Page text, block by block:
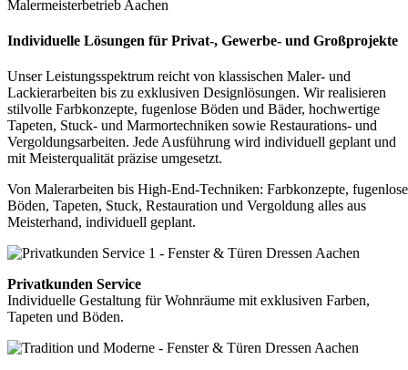
Malermeisterbetrieb Aachen
Individuelle Lösungen für Privat-, Gewerbe- und Großprojekte
Unser Leistungsspektrum reicht von klassischen Maler- und
Lackierarbeiten bis zu exklusiven Designlösungen. Wir realisieren
stilvolle Farbkonzepte, fugenlose Böden und Bäder, hochwertige
Tapeten, Stuck- und Marmortechniken sowie Restaurations- und
Vergoldungsarbeiten. Jede Ausführung wird individuell geplant und
mit Meisterqualität präzise umgesetzt.
Von Malerarbeiten bis High-End-Techniken: Farbkonzepte, fugenlose
Böden, Tapeten, Stuck, Restauration und Vergoldung alles aus
Meisterhand, individuell geplant.
Privatkunden Service
Individuelle Gestaltung für Wohnräume mit exklusiven Farben,
Tapeten und Böden.